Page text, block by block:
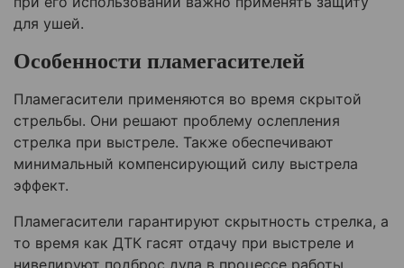
для ушей.
Особенности пламегасителей
Пламегасители применяются во время скрытой
стрельбы. Они решают проблему ослепления
стрелка при выстреле. Также обеспечивают
минимальный компенсирующий силу выстрела
эффект.
Пламегасители гарантируют скрытность стрелка, а
то время как ДТК гасят отдачу при выстреле и